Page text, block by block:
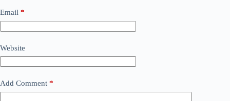
Email *
Website
Add Comment *